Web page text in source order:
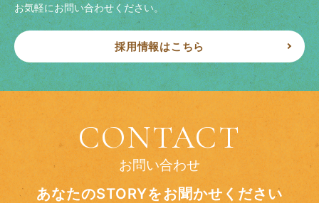
お気軽にお問い合わせください。
採用情報はこちら
CONTACT
お問い合わせ
あなたのSTORYをお聞かせください